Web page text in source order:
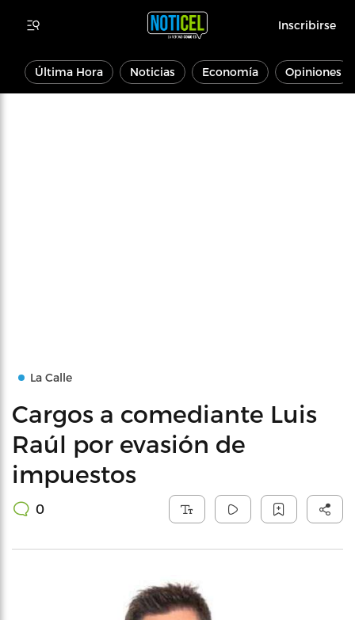
Inscribirse
Última Hora Noticias Economía Opiniones
La Calle
Cargos a comediante Luis
Raúl por evasión de
impuestos
0